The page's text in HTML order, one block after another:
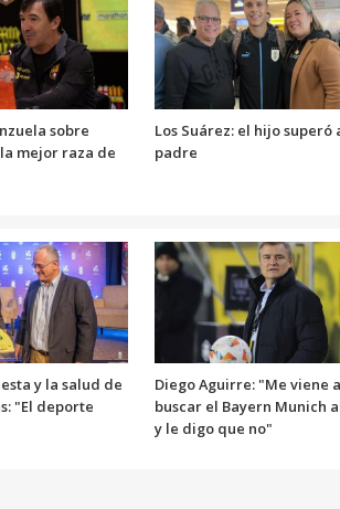
sobre
mejor raza de
Los Suárez: el hijo superó
padre
y la salud de
"El deporte
Diego Aguirre: "Me viene a
buscar el Bayern Munich
y le digo que no"